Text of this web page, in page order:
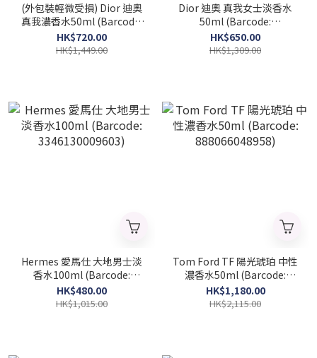
(外包裝輕微受損) Dior 迪奧
真我濃香水50ml (Barcode:
3348901738217-P)
HK$720.00
HK$1,449.00
Dior 迪奧 真我女士淡香水
50ml (Barcode:
3348901296625)
HK$650.00
HK$1,309.00
Hermes 愛馬仕 大地男士淡
香水100ml (Barcode:
3346130009603)
HK$480.00
HK$1,015.00
Tom Ford TF 陽光琥珀 中性
濃香水50ml (Barcode:
888066048958)
HK$1,180.00
HK$2,115.00